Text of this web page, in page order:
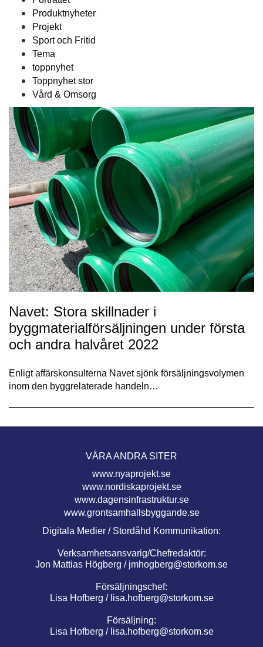
Produktnyheter
Projekt
Sport och Fritid
Tema
toppnyhet
Toppnyhet stor
Vård & Omsorg
Navet: Stora skillnader i
byggmaterialförsäljningen under första
och andra halvåret 2022
Enligt affärskonsulterna Navet sjönk försäljningsvolymen
inom den byggrelaterade handeln…
VÅRA ANDRA SITER
www.nyaprojekt.se
www.nordiskaprojekt.se
www.dagensinfrastruktur.se
www.grontsamhallsbyggande.se
Digitala Medier / Stordåhd Kommunikation:
Verksamhetsansvarig/Chefredaktör:
Jon Mattias Högberg / jmhogberg@storkom.se
Försäljningschef:
Lisa Hofberg / lisa.hofberg@storkom.se
Försäljning:
Lisa Hofberg / lisa.hofberg@storkom.se